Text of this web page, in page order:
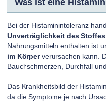
Was ist eine
Bei der Histaminintoleranz
Unverträglichkeit des
Nahrungsmitteln enthalten ist
im Körperverursachen kann.
Bauchschmerzen, Durchfall
Das Krankheitsbild der
da die Symptome je nach